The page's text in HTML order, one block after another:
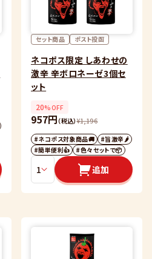
セット商品 ポスト投函
ネコポス限定 しあわせの
激辛 辛ボロネーゼ3個セ
ット
20%OFF
957円（税込）¥1,196
#ネコポス対象商品🚚
#旨激辛🌶
#簡単便利👍
#色々セットで📦
追加